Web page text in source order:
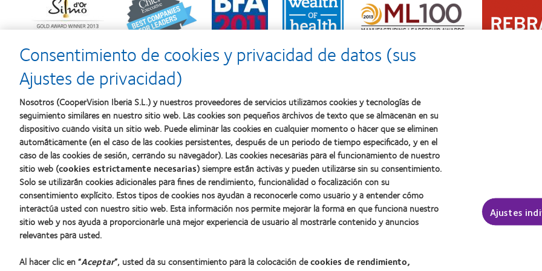
about
Premio
al
producto
con
MyDay™
about
2012
2010:
Mejor
empresa
para
desarrollo
del
liderazgo
about
2011:
la
mejor
about
2011:
a
la
Learn
more
about
Premio
Manufacturing
100)
(2012)
more
about
Nuestros productos
Encuentre su lente
Tecnología para lentes de contacto
Nuevo usuario
Sobre nosotros
Carreras
Noticias
Contacto
Legal
Aviso Legal
Aviso de cookies
Consentimiento de cookies y privacidad de datos (sus
Ajustes de privacidad)
Nosotros (CooperVision Iberia S.L.) y nuestros proveedores de servicios utilizamos cookies y tecnologías de
seguimiento similares en nuestro sitio web. Las cookies son pequeños archivos de texto que se almacenan en su
dispositivo cuando visita un sitio web. Puede eliminar las cookies en cualquier momento o hacer que se eliminen
automáticamente (en el caso de las cookies persistentes, después de un periodo de tiempo especificado, y en el
caso de las cookies de sesión, cerrando su navegador). Las cookies necesarias para el funcionamiento de nuestro
sitio web (cookies estrictamente necesarias) siempre están activas y pueden utilizarse sin su consentimiento.
Solo se utilizarán cookies adicionales para fines de rendimiento, funcionalidad o focalización con su
consentimiento explícito. Estos tipos de cookies nos ayudan a reconocerle como usuario y a entender cómo
interactúa usted con nuestro sitio web. Esta información nos permite mejorar la forma en que funciona nuestro
sitio web y nos ayuda a proporcionarle una mejor experiencia de usuario al mostrarle contenido y anuncios
relevantes para usted.
Al hacer clic en “Aceptar”, usted da su consentimiento para la colocación decookies de rendimiento,
Ajustes